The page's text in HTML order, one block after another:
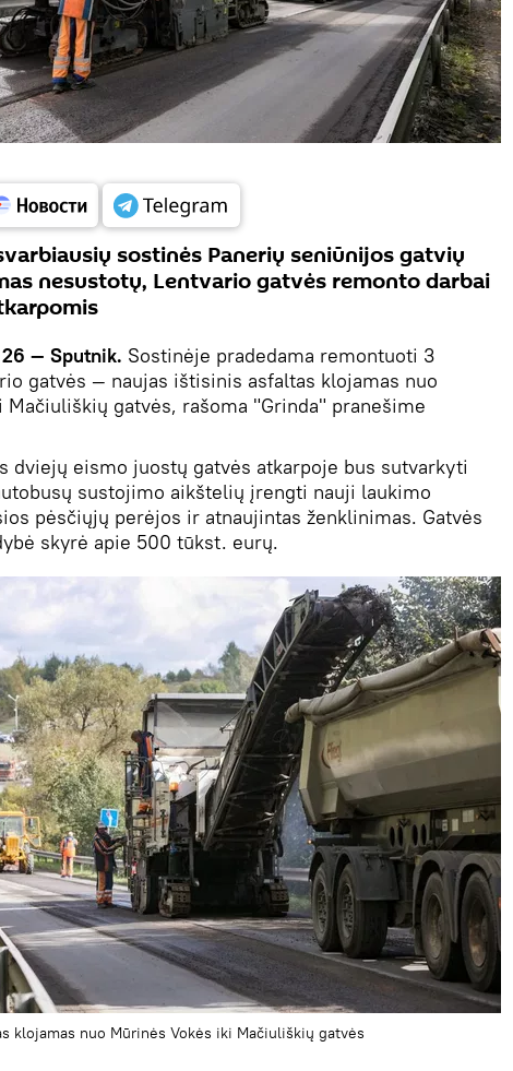
sostinės Panerių seniūnijos gatvių
nesustotų, Lentvario gatvės remonto darbai
— Sputnik. Sostinėje pradedama remontuoti 3
gatvės — naujas ištisinis asfaltas klojamas nuo
Mačiuliškių gatvės, rašoma "Grinda" pranešime
dviejų eismo juostų gatvės atkarpoje bus sutvarkyti
sustojimo aikštelių įrengti nauji laukimo
pėsčiųjų perėjos ir atnaujintas ženklinimas. Gatvės
skyrė apie 500 tūkst. eurų.
klojamas nuo Mūrinės Vokės iki Mačiuliškių gatvės